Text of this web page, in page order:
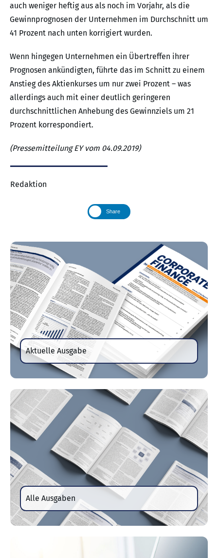
auch weniger heftig aus als noch im Vorjahr, als die
Gewinnprognosen der Unternehmen im Durchschnitt um
41 Prozent nach unten korrigiert wurden.
Wenn hingegen Unternehmen ein Übertreffen ihrer
Prognosen ankündigten, führte das im Schnitt zu einem
Anstieg des Aktienkurses um nur zwei Prozent – was
allerdings auch mit einer deutlich geringeren
durchschnittlichen Anhebung des Gewinnziels um 21
Prozent korrespondiert.
(Pressemitteilung EY vom 04.09.2019)
Redaktion
Share
Aktuelle Ausgabe
Alle Ausgaben